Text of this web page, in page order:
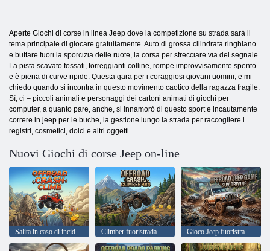
Aperte Giochi di corse in linea Jeep dove la competizione su strada sarà il
tema principale di giocare gratuitamente. Auto di grossa cilindrata ringhiano
e buttare fuori la sporcizia delle ruote, la corsa per sfrecciare via del segnale.
La pista scavato fossati, torreggianti colline, rompe improvvisamente spento
e è piena di curve ripide. Questa gara per i coraggiosi giovani uomini, e mi
chiedo quando si incontra in questo movimento caotico della ragazza fragile.
Sì, ci – piccoli animali e personaggi dei cartoni animati di giochi per
computer, a quanto pare, anche, si innamorò di questo sport e incautamente
correre in jeep per le buche, la gestione lungo la strada per raccogliere i
registri, cosmetici, dolci e altri oggetti.
Nuovi Giochi di corse Jeep on-line
Salita in caso di incidente fuoristrada Climber fuoristrada 4X4 Gioco Jeep fuoristrada Guida su SUV